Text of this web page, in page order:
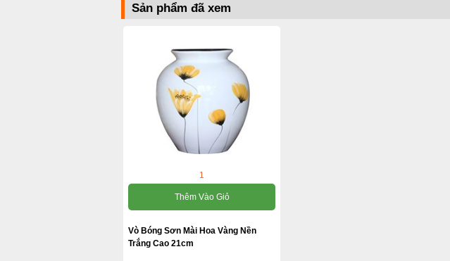
Sản phẩm đã xem
1
Thêm Vào Giỏ
Vò Bóng Sơn Mài Hoa Vàng Nền
Trắng Cao 21cm